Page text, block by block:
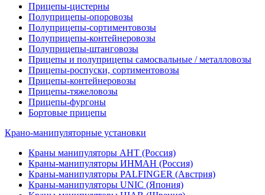
Прицепы-цистерны
Полуприцепы-опоровозы
Полуприцепы-сортиментовозы
Полуприцепы-контейнеровозы
Полуприцепы-штанговозы
Прицепы и полуприцепы самосвальные / металловозы
Прицепы-роспуски, сортиментовозы
Прицепы-контейнеровозы
Прицепы-тяжеловозы
Прицепы-фургоны
Бортовые прицепы
Крано-манипуляторные установки
Краны манипуляторы АНТ (Россия)
Краны-манипуляторы ИНМАН (Россия)
Краны-манипуляторы PALFINGER (Австрия)
Краны-манипуляторы UNIC (Япония)